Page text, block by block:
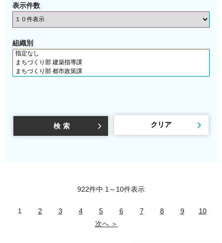
表示件数
組織別
922件中 1～10件表示
1 2 3 4 5 6 7 8 9
10
次へ ＞